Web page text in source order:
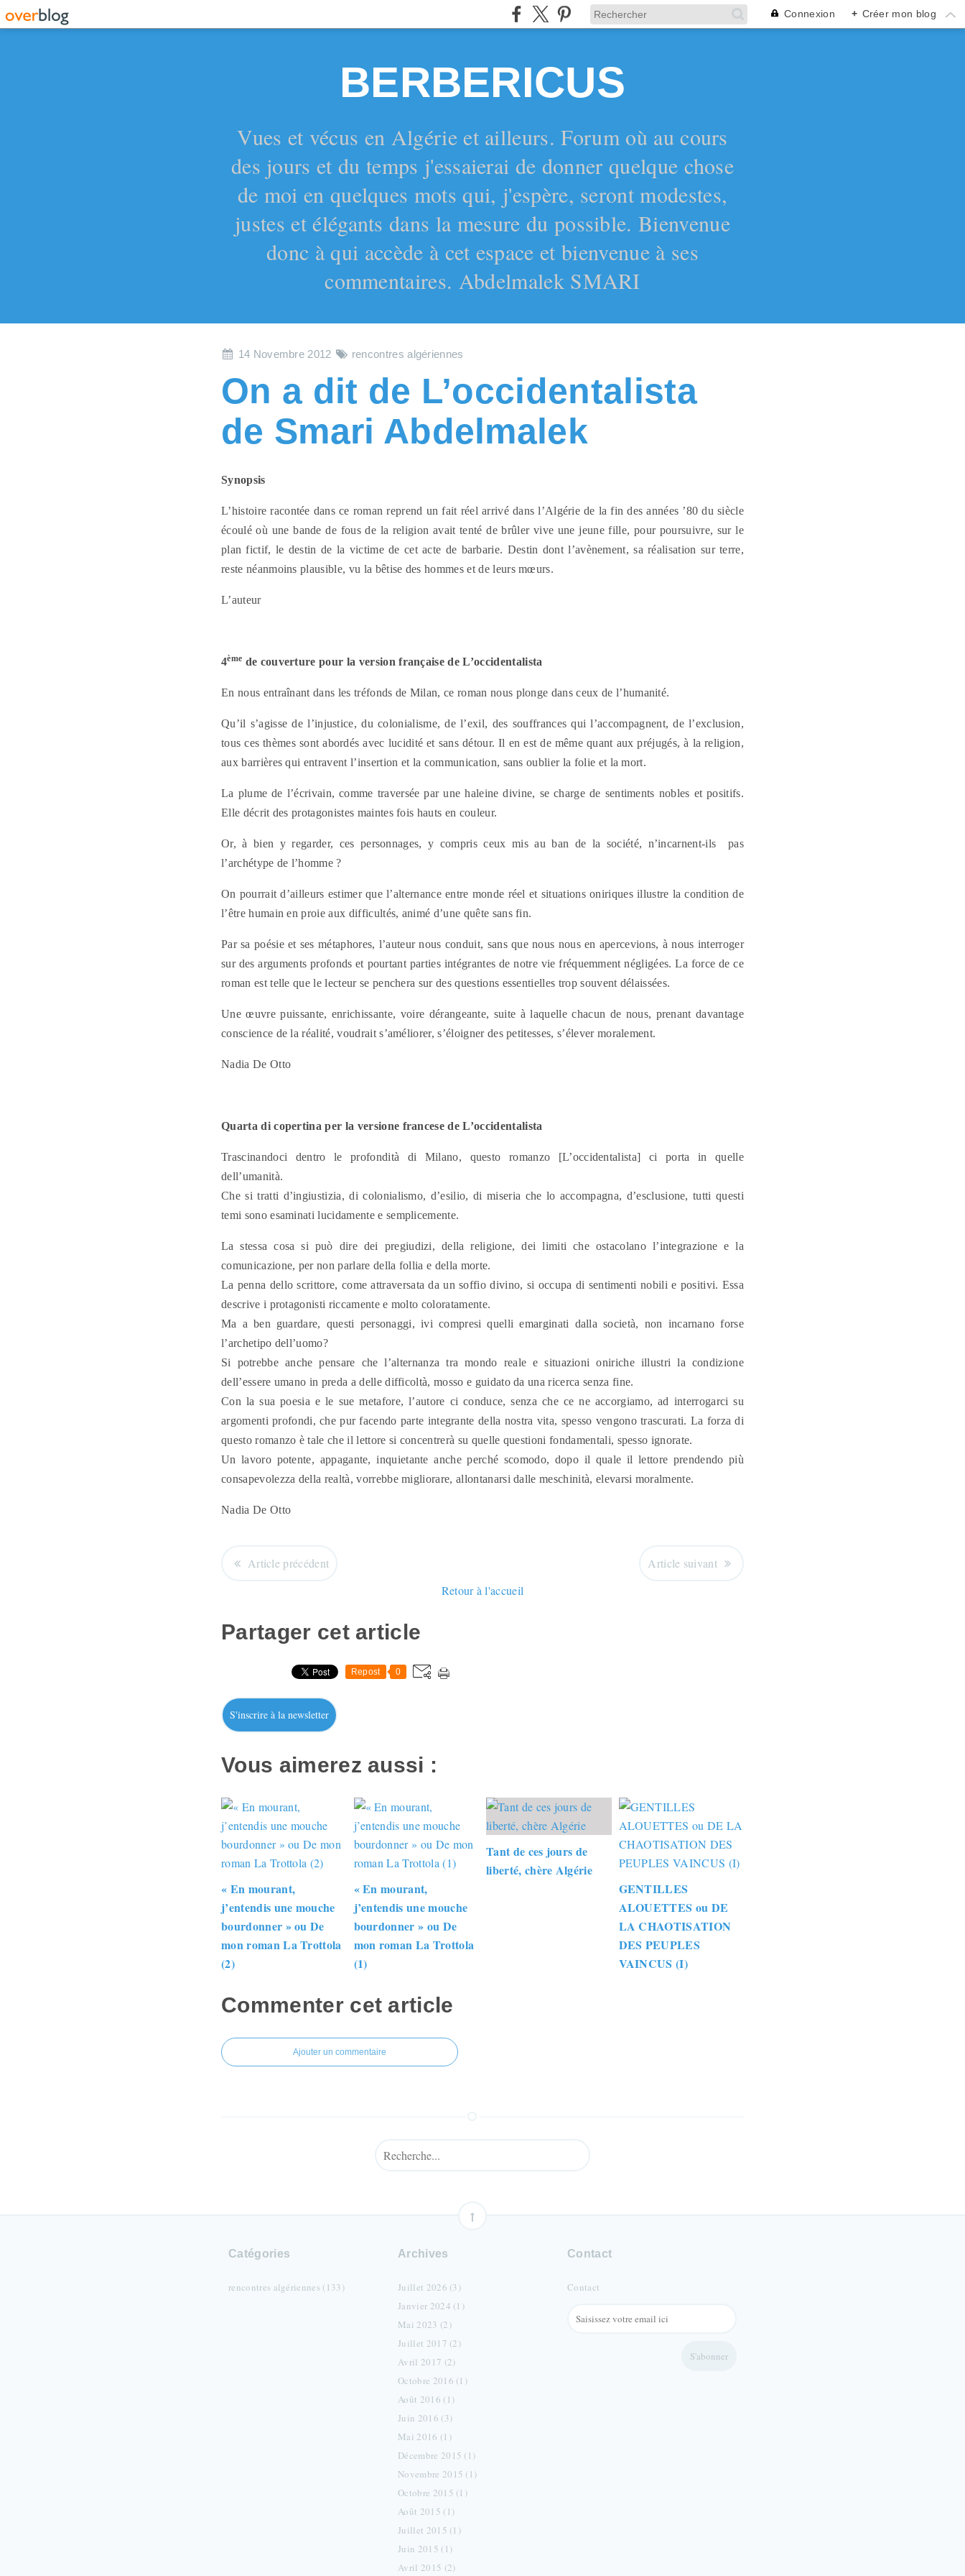
Connexion + Créer mon blog
BERBERICUS
Vues et vécus en Algérie et ailleurs. Forum où au cours
des jours et du temps j'essaierai de donner quelque chose
de moi en quelques mots qui, j'espère, seront modestes,
justes et élégants dans la mesure du possible. Bienvenue
donc à qui accède à cet espace et bienvenue à ses
commentaires. Abdelmalek SMARI
14 Novembre 2012 rencontres algériennes
On a dit de L’occidentalista
de Smari Abdelmalek
Synopsis
L’histoire racontée dans ce roman reprend un fait réel arrivé dans l’Algérie de la fin des années ’80 du siècle
écoulé où une bande de fous de la religion avait tenté de brûler vive une jeune fille, pour poursuivre, sur le
plan fictif, le destin de la victime de cet acte de barbarie. Destin dont l’avènement, sa réalisation sur terre,
reste néanmoins plausible, vu la bêtise des hommes et de leurs mœurs.
L’auteur
4ème de couverture pour la version française de L’occidentalista
En nous entraînant dans les tréfonds de Milan, ce roman nous plonge dans ceux de l’humanité.
Qu’il s’agisse de l’injustice, du colonialisme, de l’exil, des souffrances qui l’accompagnent, de l’exclusion,
tous ces thèmes sont abordés avec lucidité et sans détour. Il en est de même quant aux préjugés, à la religion,
aux barrières qui entravent l’insertion et la communication, sans oublier la folie et la mort.
La plume de l’écrivain, comme traversée par une haleine divine, se charge de sentiments nobles et positifs.
Elle décrit des protagonistes maintes fois hauts en couleur.
Or, à bien y regarder, ces personnages, y compris ceux mis au ban de la société, n’incarnent-ils pas
l’archétype de l’homme ?
On pourrait d’ailleurs estimer que l’alternance entre monde réel et situations oniriques illustre la condition de
l’être humain en proie aux difficultés, animé d’une quête sans fin.
Par sa poésie et ses métaphores, l’auteur nous conduit, sans que nous nous en apercevions, à nous interroger
sur des arguments profonds et pourtant parties intégrantes de notre vie fréquemment négligées. La force de ce
roman est telle que le lecteur se penchera sur des questions essentielles trop souvent délaissées.
Une œuvre puissante, enrichissante, voire dérangeante, suite à laquelle chacun de nous, prenant davantage
conscience de la réalité, voudrait s’améliorer, s’éloigner des petitesses, s’élever moralement.
Nadia De Otto
Quarta di copertina per la versione francese de L’occidentalista
Trascinandoci dentro le profondità di Milano, questo romanzo [L’occidentalista] ci porta in quelle
dell’umanità.
Che si tratti d’ingiustizia, di colonialismo, d’esilio, di miseria che lo accompagna, d’esclusione, tutti questi
temi sono esaminati lucidamente e semplicemente.
La stessa cosa si può dire dei pregiudizi, della religione, dei limiti che ostacolano l’integrazione e la
comunicazione, per non parlare della follia e della morte.
La penna dello scrittore, come attraversata da un soffio divino, si occupa di sentimenti nobili e positivi. Essa
descrive i protagonisti riccamente e molto coloratamente.
Ma a ben guardare, questi personaggi, ivi compresi quelli emarginati dalla società, non incarnano forse
l’archetipo dell’uomo?
Si potrebbe anche pensare che l’alternanza tra mondo reale e situazioni oniriche illustri la condizione
dell’essere umano in preda a delle difficoltà, mosso e guidato da una ricerca senza fine.
Con la sua poesia e le sue metafore, l’autore ci conduce, senza che ce ne accorgiamo, ad interrogarci su
argomenti profondi, che pur facendo parte integrante della nostra vita, spesso vengono trascurati. La forza di
questo romanzo è tale che il lettore si concentrerà su quelle questioni fondamentali, spesso ignorate.
Un lavoro potente, appagante, inquietante anche perché scomodo, dopo il quale il lettore prendendo più
consapevolezza della realtà, vorrebbe migliorare, allontanarsi dalle meschinità, elevarsi moralmente.
Nadia De Otto
Article précédent
Article suivant
Retour à l'accueil
Partager cet article
Repost 0
S'inscrire à la newsletter
Vous aimerez aussi :
« En mourant,
j’entendis une mouche
bourdonner » ou De
mon roman La Trottola
(2)
« En mourant,
j’entendis une mouche
bourdonner » ou De
mon roman La Trottola
(1)
Tant de ces jours de
liberté, chère Algérie
GENTILLES
ALOUETTES ou DE
LA CHAOTISATION
DES PEUPLES
VAINCUS (I)
Commenter cet article
Ajouter un commentaire
Catégories
rencontres algériennes (133)
Archives
Juillet 2026 (3)
Janvier 2024 (1)
Mai 2023 (2)
Juillet 2017 (2)
Avril 2017 (2)
Octobre 2016 (1)
Août 2016 (1)
Juin 2016 (3)
Mai 2016 (1)
Décembre 2015 (1)
Novembre 2015 (1)
Octobre 2015 (1)
Août 2015 (1)
Juillet 2015 (1)
Juin 2015 (1)
Avril 2015 (2)
Contact
Contact